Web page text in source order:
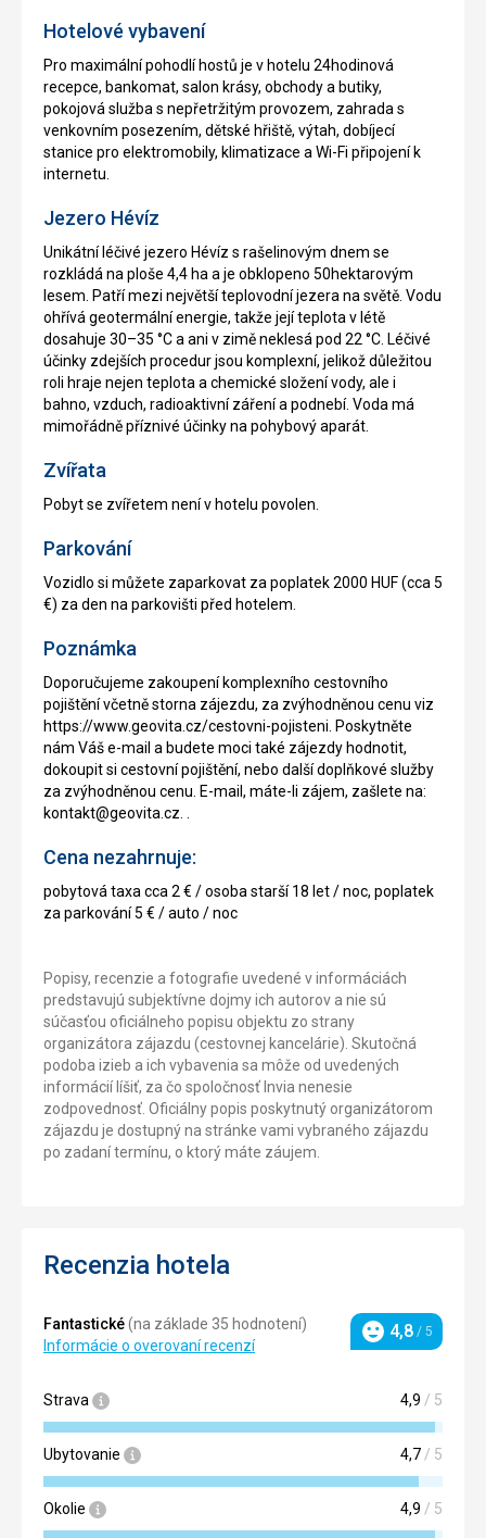
Hotelové vybavení
Pro maximální pohodlí hostů je v hotelu 24hodinová
recepce, bankomat, salon krásy, obchody a butiky,
pokojová služba s nepřetržitým provozem, zahrada s
venkovním posezením, dětské hřiště, výtah, dobíjecí
stanice pro elektromobily, klimatizace a Wi-Fi připojení k
internetu.
Jezero Hévíz
Unikátní léčivé jezero Hévíz s rašelinovým dnem se
rozkládá na ploše 4,4 ha a je obklopeno 50hektarovým
lesem. Patří mezi největší teplovodní jezera na světě. Vodu
ohřívá geotermální energie, takže její teplota v létě
dosahuje 30–35 °C a ani v zimě neklesá pod 22 °C. Léčivé
účinky zdejších procedur jsou komplexní, jelikož důležitou
roli hraje nejen teplota a chemické složení vody, ale i
bahno, vzduch, radioaktivní záření a podnebí. Voda má
mimořádně příznivé účinky na pohybový aparát.
Zvířata
Pobyt se zvířetem není v hotelu povolen.
Parkování
Vozidlo si můžete zaparkovat za poplatek 2000 HUF (cca 5
€) za den na parkovišti před hotelem.
Poznámka
Doporučujeme zakoupení komplexního cestovního
pojištění včetně storna zájezdu, za zvýhodněnou cenu viz
https://www.geovita.cz/cestovni-pojisteni. Poskytněte
nám Váš e-mail a budete moci také zájezdy hodnotit,
dokoupit si cestovní pojištění, nebo další doplňkové služby
za zvýhodněnou cenu. E-mail, máte-li zájem, zašlete na:
kontakt@geovita.cz. .
Cena nezahrnuje:
pobytová taxa cca 2 € / osoba starší 18 let / noc, poplatek
za parkování 5 € / auto / noc
Popisy, recenzie a fotografie uvedené v informáciách
predstavujú subjektívne dojmy ich autorov a nie sú
súčasťou oficiálneho popisu objektu zo strany
organizátora zájazdu (cestovnej kancelárie). Skutočná
podoba izieb a ich vybavenia sa môže od uvedených
informácií líšiť, za čo spoločnosť Invia nenesie
zodpovednosť. Oficiálny popis poskytnutý organizátorom
zájazdu je dostupný na stránke vami vybraného zájazdu
po zadaní termínu, o ktorý máte záujem.
Recenzia hotela
Fantastické(na základe 35 hodnotení)
Informácie o overovaní recenzí
Hodnotenie
4,8 / 5
Strava 4,9 / 5
Ubytovanie 4,7/ 5
Okolie 4,9 / 5